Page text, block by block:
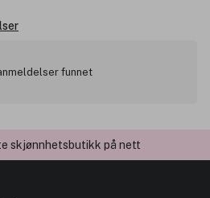
funnet
skjønnhetsbutikk på nett